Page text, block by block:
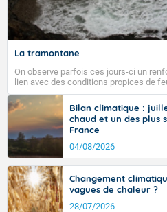
La tramontane
On observe parfois ces jours-ci un
lien avec des conditions propices de
tramontane ? Quelles sont ses
vent turbulent soufflant de secteur
ouest, dans un secteur qui part du
l’ouest de l’Hérault. L’étymologie de
signifiant au-delà des monts, en
d’où provient ce vent.
Bilan climatique :
chaud et un des plus
France
04/08/2026
Changement
vagues de chaleur ?
28/07/2026